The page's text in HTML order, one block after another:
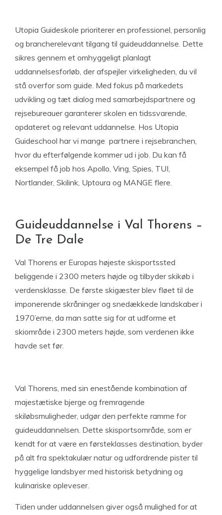
Utopia Guideskole prioriterer en professionel, personlig
og brancherelevant tilgang til guideuddannelse. Dette
sikres gennem et omhyggeligt planlagt
uddannelsesforløb, der afspejler virkeligheden, du vil
stå overfor som guide. Med fokus på markedets
udvikling og tæt dialog med samarbejdspartnere og
rejsebureauer garanterer skolen en tidssvarende,
opdateret og relevant uddannelse. Hos Utopia
Guideschool har vi mange partnere i rejsebranchen,
hvor du efterfølgende kommer ud i job. Du kan få
eksempel få job hos Apollo, Ving, Spies, TUI,
Nortlander, Skilink, Uptoura og MANGE flere.
Guideuddannelse i Val Thorens –
De Tre Dale
Val Thorens er Europas højeste skisportssted
beliggende i 2300 meters højde og tilbyder skikøb i
verdensklasse. De første skigæster blev fløet til de
imponerende skråninger og snedækkede landskaber i
1970’erne, da man satte sig for at udforme et
skiområde i 2300 meters højde, som verdenen ikke
havde set før.
Val Thorens, med sin enestående kombination af
majestætiske bjerge og fremragende
skiløbsmuligheder, udgør den perfekte ramme for
guideuddannelsen. Dette skisportsområde, som er
kendt for at være en førsteklasses destination, byder
på alt fra spektakulær natur og udfordrende pister til
hyggelige landsbyer med historisk betydning og
kulinariske opleveser.
Tiden under uddannelsen giver også mulighed for at